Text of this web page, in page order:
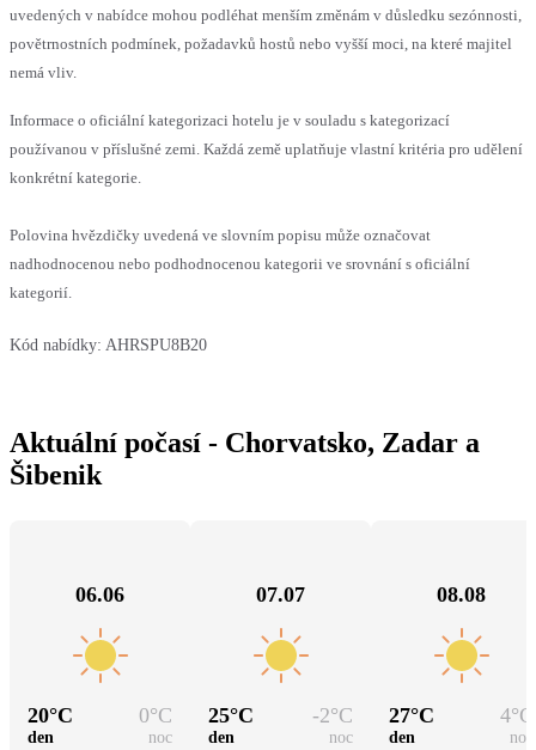
uvedených v nabídce mohou podléhat menším změnám v důsledku sezónnosti,
povětrnostních podmínek, požadavků hostů nebo vyšší moci, na které majitel
nemá vliv.
Informace o oficiální kategorizaci hotelu je v souladu s kategorizací
používanou v příslušné zemi. Každá země uplatňuje vlastní kritéria pro udělení
konkrétní kategorie.
Polovina hvězdičky uvedená ve slovním popisu může označovat
nadhodnocenou nebo podhodnocenou kategorii ve srovnání s oficiální
kategorií.
Kód nabídky: AHRSPU8B20
Aktuální počasí - Chorvatsko, Zadar a
Šibenik
06.06
20°C 0°C
den noc
07.07
25°C -2°C
den noc
08.08
27°C 4°C
den noc